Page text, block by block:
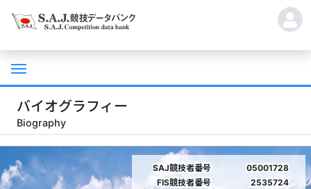
バイオグラフィー
Biography
SAJ競技者番号
05001728
FIS競技者番号
2535724